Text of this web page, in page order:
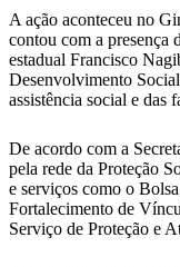
A ação aconteceu no
contou com a
estadual Francisco
Desenvolvimento
assistência social e das
De acordo com a
pela rede da Proteção
e serviços como o
Fortalecimento de
Serviço de Proteção e